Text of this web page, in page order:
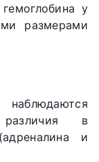
у
размерами
в
и